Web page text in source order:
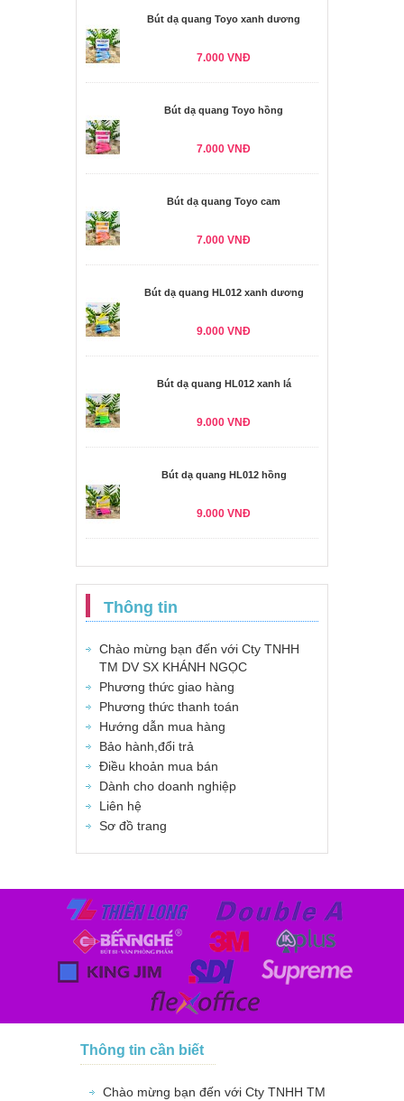
Bút dạ quang Toyo xanh dương
7.000 VNĐ
Bút dạ quang Toyo hồng
7.000 VNĐ
Bút dạ quang Toyo cam
7.000 VNĐ
Bút dạ quang HL012 xanh dương
9.000 VNĐ
Bút dạ quang HL012 xanh lá
9.000 VNĐ
Bút dạ quang HL012 hồng
9.000 VNĐ
Thông tin
Chào mừng bạn đến với Cty TNHH
TM DV SX KHÁNH NGỌC
Phương thức giao hàng
Phương thức thanh toán
Hướng dẫn mua hàng
Bảo hành,đổi trả
Điều khoản mua bán
Dành cho doanh nghiệp
Liên hệ
Sơ đồ trang
Thông tin cần biết
Chào mừng bạn đến với Cty TNHH TM